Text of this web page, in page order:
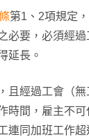
第1、2項規定
必要，必須經過
延長。
且經過工會（
時間，雇主不
連同加班工作